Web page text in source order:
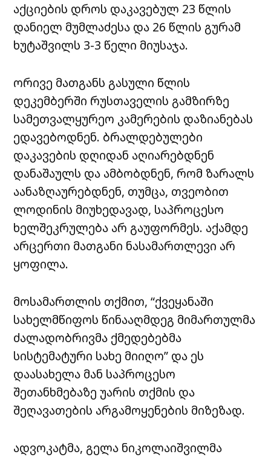
აქციების დროს დაკავებულ 23 წლის
დანიელ მუმლაძესა და 26 წლის გურამ
ხუტაშვილს 3-3 წელი მიუსაჯა.
ორივე მათგანს გასული წლის
დეკემბერში რუსთაველის გამზირზე
სამეთვალყურეო კამერების დაზიანებას
ედავებოდნენ. ბრალდებულები
დაკავების დღიდან აღიარებდნენ
დანაშაულს და ამბობდნენ, რომ ზარალს
აანაზღაურებდნენ, თუმცა, თვეობით
ლოდინის მიუხედავად, საპროცესო
ხელშეკრულება არ გაუფორმეს. აქამდე
არცერთი მათგანი ნასამართლევი არ
ყოფილა.
მოსამართლის თქმით, “ქვეყანაში
სახელმწიფოს წინააღმდეგ მიმართულმა
ძალადობრივმა ქმედებებმა
სისტემატური სახე მიიღო” და ეს
დაასახელა მან საპროცესო
შეთანხმებაზე უარის თქმის და
შეღავათების არგამოყენების მიზეზად.
ადვოკატმა, გელა ნიკოლაიშვილმა